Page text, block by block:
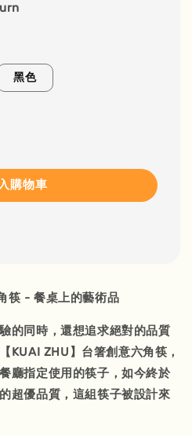
黑色
購物車
筷 - 餐桌上的藝術品
的同時，還想追求絕對的品質
KUAI ZHU】台箸創意六角筷，
廳指定使用的筷子，如今終於
超優品質，這組筷子被設計來